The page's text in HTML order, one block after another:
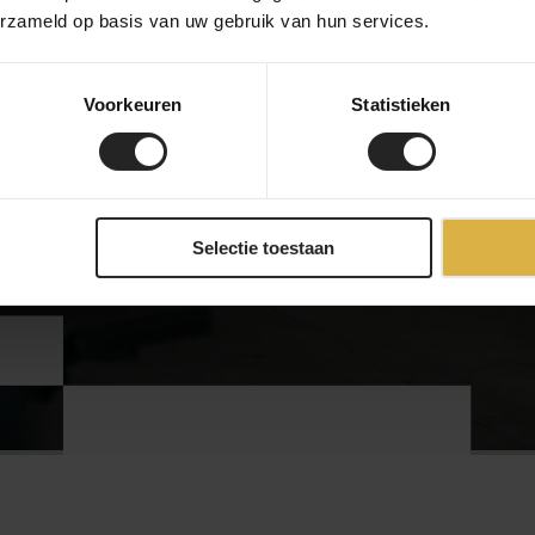
op basis van uw gebruik van hun services.
Voorkeuren Statistieken
Selectie toestaan
bekijk onze